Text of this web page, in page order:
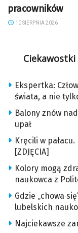
pracowników
10 SIERPNIA 2026
Ciekawostki
Ekspertka:
świata, a nie
Balony znów
upał
Kręcili w
[ZDJĘCIA]
Kolory mogą
naukowca z
Gdzie „chowa
lubelskich
Najciekawsze